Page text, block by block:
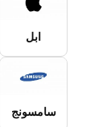
ابل
سامسونج